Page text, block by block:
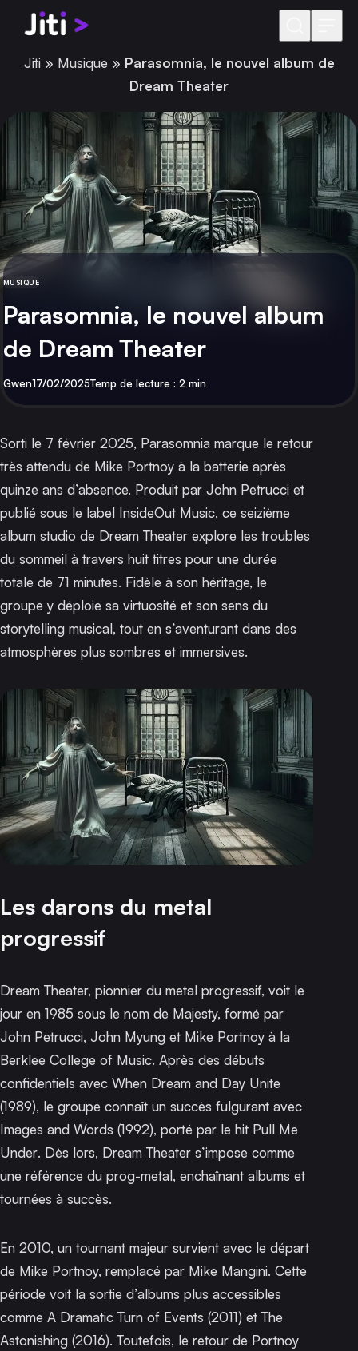
Aller au contenu
Jiti» Musique» Parasomnia, le nouvel album de
Dream Theater
CATÉGORIE
MUSIQUE
Parasomnia, le nouvel album
de Dream Theater
Par
GwenPublié
17/02/2025Temp de lecture : 2 min
Sorti le 7 février 2025, Parasomnia marque le retour
très attendu de Mike Portnoy à la batterie après
quinze ans d’absence. Produit par John Petrucci et
publié sous le label InsideOut Music, ce seizième
album studio de Dream Theater explore les troubles
du sommeil à travers huit titres pour une durée
totale de 71 minutes. Fidèle à son héritage, le
groupe y déploie sa virtuosité et son sens du
storytelling musical, tout en s’aventurant dans des
atmosphères plus sombres et immersives.
Les darons du metal
progressif
Dream Theater, pionnier du metal progressif, voit le
jour en 1985 sous le nom de Majesty, formé par
John Petrucci, John Myung et Mike Portnoy à la
Berklee College of Music. Après des débuts
confidentiels avec When Dream and Day Unite
(1989), le groupe connaît un succès fulgurant avec
Images and Words (1992), porté par le hit Pull Me
Under. Dès lors, Dream Theater s’impose comme
une référence du prog-metal, enchaînant albums et
tournées à succès.
En 2010, un tournant majeur survient avec le départ
de Mike Portnoy, remplacé par Mike Mangini. Cette
période voit la sortie d’albums plus accessibles
comme A Dramatic Turn of Events (2011) et The
Astonishing (2016). Toutefois, le retour de Portnoy